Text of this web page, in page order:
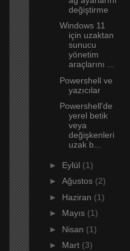
değiştirme
Windows 11
için uzaktan
sunucu
yönetim
araçlarını ...
Powershell ve
yazıcılar
Powershell'de
yerel betik
veya
değişkenleri
uzak b...
► Eylül (1)
► Ağustos (2)
► Haziran (1)
► Mayıs (1)
► Nisan (1)
► Mart (3)